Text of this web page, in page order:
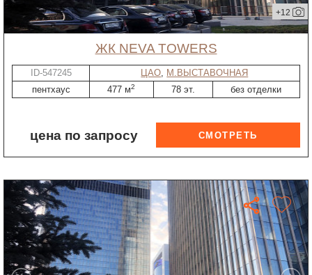
+12
ЖК NEVA TOWERS
ID-547245 ЦАО, М.ВЫСТАВОЧНАЯ
пентхаус
477 м2 78 эт. без отделки
цена по запросу